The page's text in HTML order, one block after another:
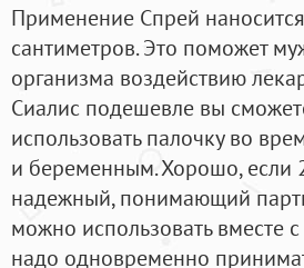
Применение Спрей
сантиметров. Это поможет
организма воздействию
Сиалис подешевле вы
использовать палочку во
и беременным. Хорошо, если
надежный, понимающий
можно использовать вместе
надо одновременно